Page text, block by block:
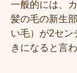
一般的には、
髪の毛の新生
い毛）が2セン
きになると言